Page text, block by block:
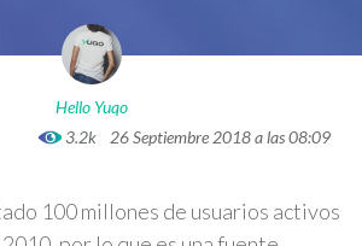
Hello Yuqo
3.2k
26 Septiembre 2018 a las 08:09
100 millones de usuarios activos